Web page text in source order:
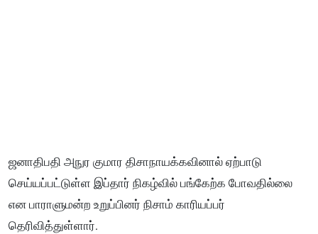
ஜனாதிபதி அநுர குமார திசாநாயக்கவினால் ஏற்பாடு
செய்யப்பட்டுள்ள இப்தார் நிகழ்வில் பங்கேற்க போவதில்லை
என பாராளுமன்ற உறுப்பினர் நிசாம் காரியப்பர்
தெரிவித்துள்ளார்.